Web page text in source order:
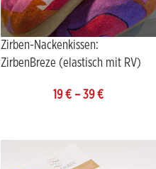
Zirben-Nackenkissen:
ZirbenBreze (elastisch mit RV)
19€ – 39€